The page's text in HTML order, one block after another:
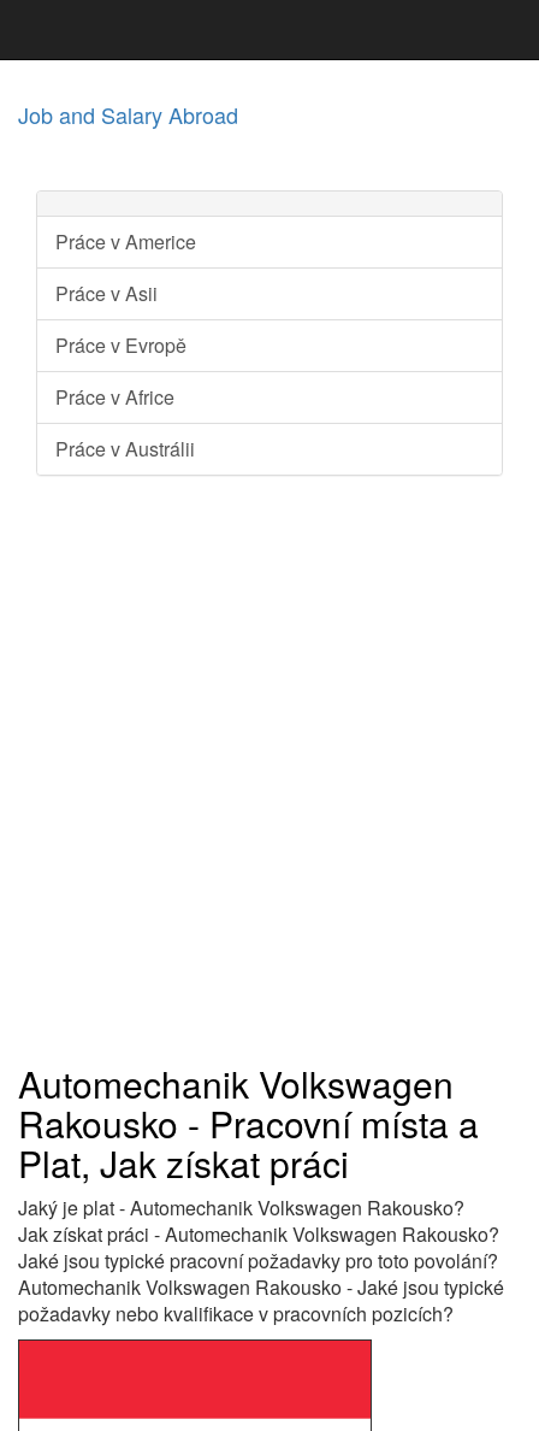
Job and Salary Abroad
Práce v Americe
Práce v Asii
Práce v Evropě
Práce v Africe
Práce v Austrálii
Automechanik Volkswagen
Rakousko - Pracovní místa a
Plat, Jak získat práci
Jaký je plat - Automechanik Volkswagen Rakousko?
Jak získat práci - Automechanik Volkswagen Rakousko?
Jaké jsou typické pracovní požadavky pro toto povolání?
Automechanik Volkswagen Rakousko - Jaké jsou typické
požadavky nebo kvalifikace v pracovních pozicích?